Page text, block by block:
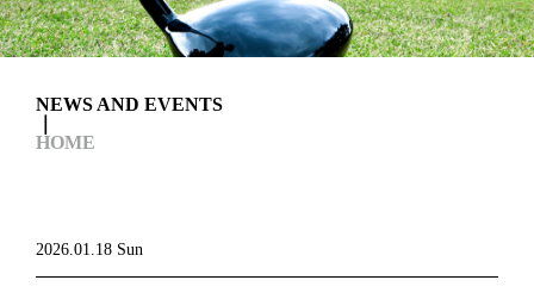
HOME
NEWS AND EVENTS
2026.01.18 Sun